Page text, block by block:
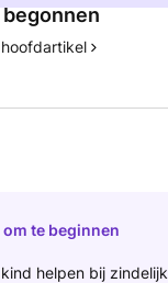
te beginnen
helpen bij zindelijk